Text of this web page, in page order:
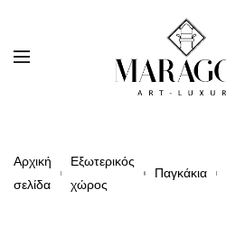
Αρχική
σελίδα
Εξωτερικός
χώρος
Παγκάκια